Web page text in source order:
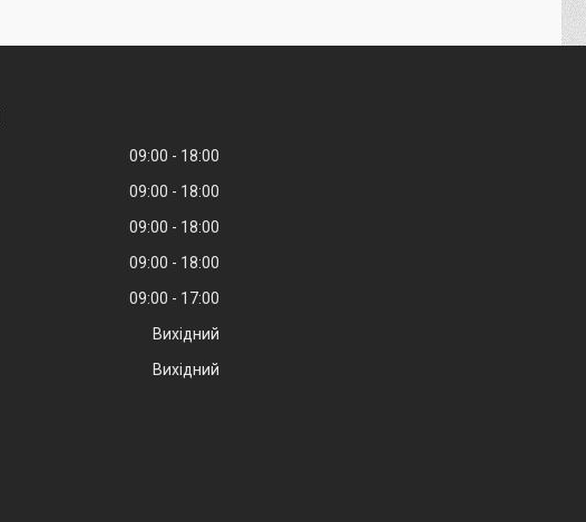
09:00
18:00
09:00
18:00
09:00
18:00
09:00
18:00
09:00
17:00
Вихідний
Вихідний